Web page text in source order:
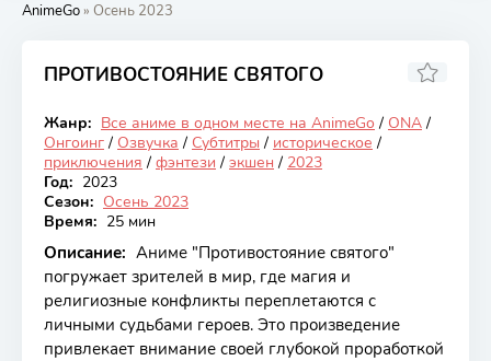
AnimeGo» Осень 2023
ПРОТИВОСТОЯНИЕ СВЯТОГО
Онгоинг
8.49
Жанр: Все аниме в одном месте на AnimeGo / ONA /
Онгоинг / Озвучка / Субтитры / историческое /
приключения / фэнтези / экшен / 2023
Год: 2023
Сезон: Осень 2023
Время: 25 мин
Описание: Аниме "Противостояние святого"
погружает зрителей в мир, где магия и
религиозные конфликты переплетаются с
личными судьбами героев. Это произведение
привлекает внимание своей глубокой проработкой